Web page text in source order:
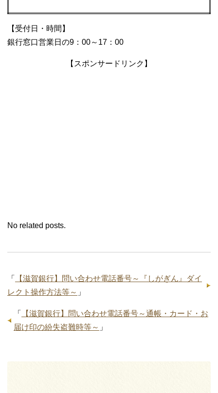
【受付日・時間】
銀行窓口営業日の9：00～17：00
【スポンサードリンク】
No related posts.
「
【滋賀銀行】問い合わせ電話番号～『しがぎん』ダイ
レクト操作方法等～ 」
「
【滋賀銀行】問い合わせ電話番号～通帳・カード・お
届け印の紛失盗難時等～ 」